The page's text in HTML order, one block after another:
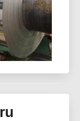
yang luar
baik, dan
diandalkan.